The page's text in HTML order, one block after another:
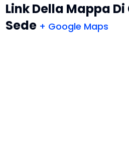
Link Della Mappa
Sede + Google Maps